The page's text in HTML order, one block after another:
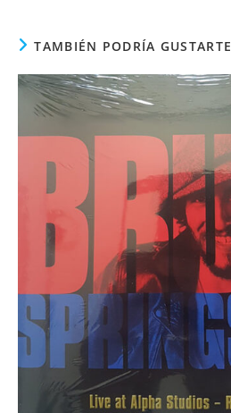
TAMBIÉN PODRÍA GUSTARTE